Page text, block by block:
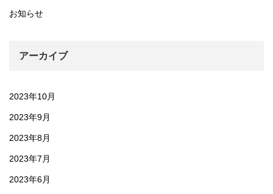
お知らせ
アーカイブ
2023年10月
2023年9月
2023年8月
2023年7月
2023年6月